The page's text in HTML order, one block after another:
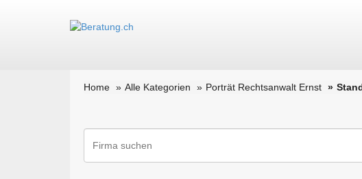
Home Alle Kategorien Porträt Rechtsanwalt Ernst